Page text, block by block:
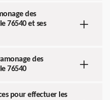
des
76540 et ses
des
76540
pour effectuer les